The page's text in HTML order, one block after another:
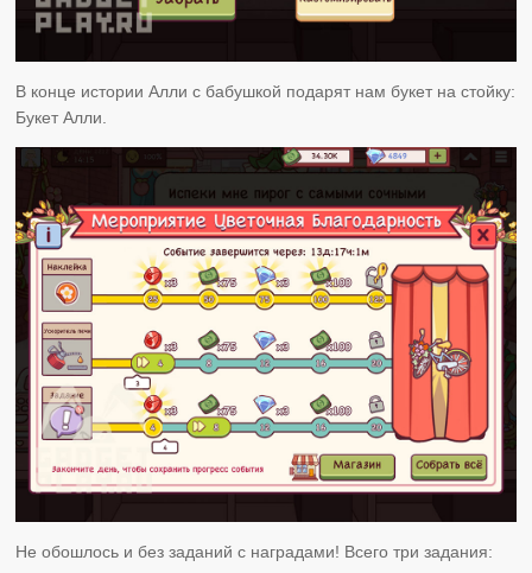
В конце истории Алли с бабушкой подарят нам букет на стойку:
Букет Алли.
Не обошлось и без заданий с наградами! Всего три задания: